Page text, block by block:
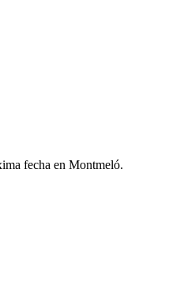
fecha en Montmeló.